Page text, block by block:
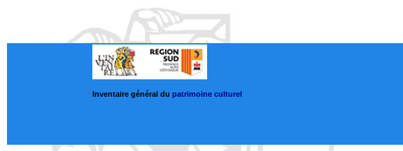
Inventaire général du patrimoine culturel